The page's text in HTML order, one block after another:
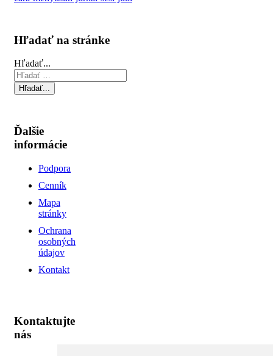
Hľadať na stránke
Hľadať...
Hľadať...
Ďalšie
informácie
Podpora
Cenník
Mapa
stránky
Ochrana
osobných
údajov
Kontakt
Kontaktujte
nás